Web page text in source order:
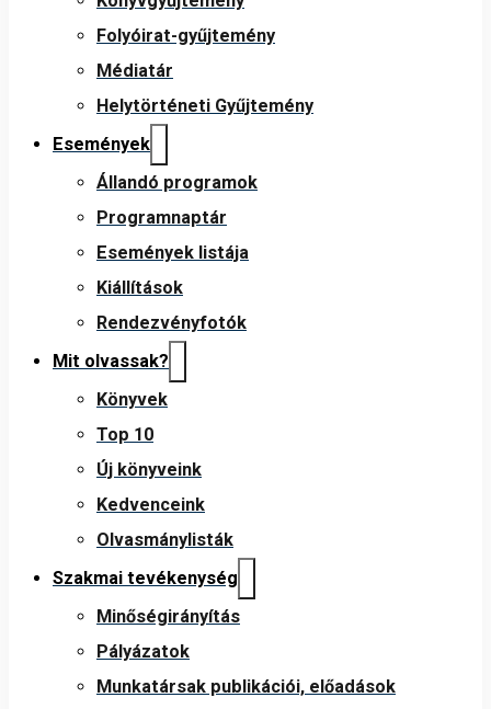
Folyóirat-gyűjtemény
Médiatár
Helytörténeti Gyűjtemény
Események
Állandó programok
Programnaptár
Események listája
Kiállítások
Rendezvényfotók
Mit olvassak?
Könyvek
Top 10
Új könyveink
Kedvenceink
Olvasmánylisták
Szakmai tevékenység
Minőségirányítás
Pályázatok
Munkatársak publikációi, előadások